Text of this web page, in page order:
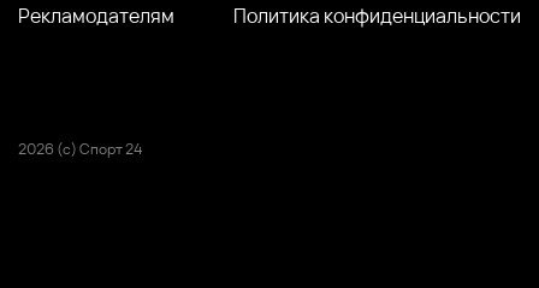
Рекламодателям
Политика конфиденциальности
2026 (с) Спорт 24